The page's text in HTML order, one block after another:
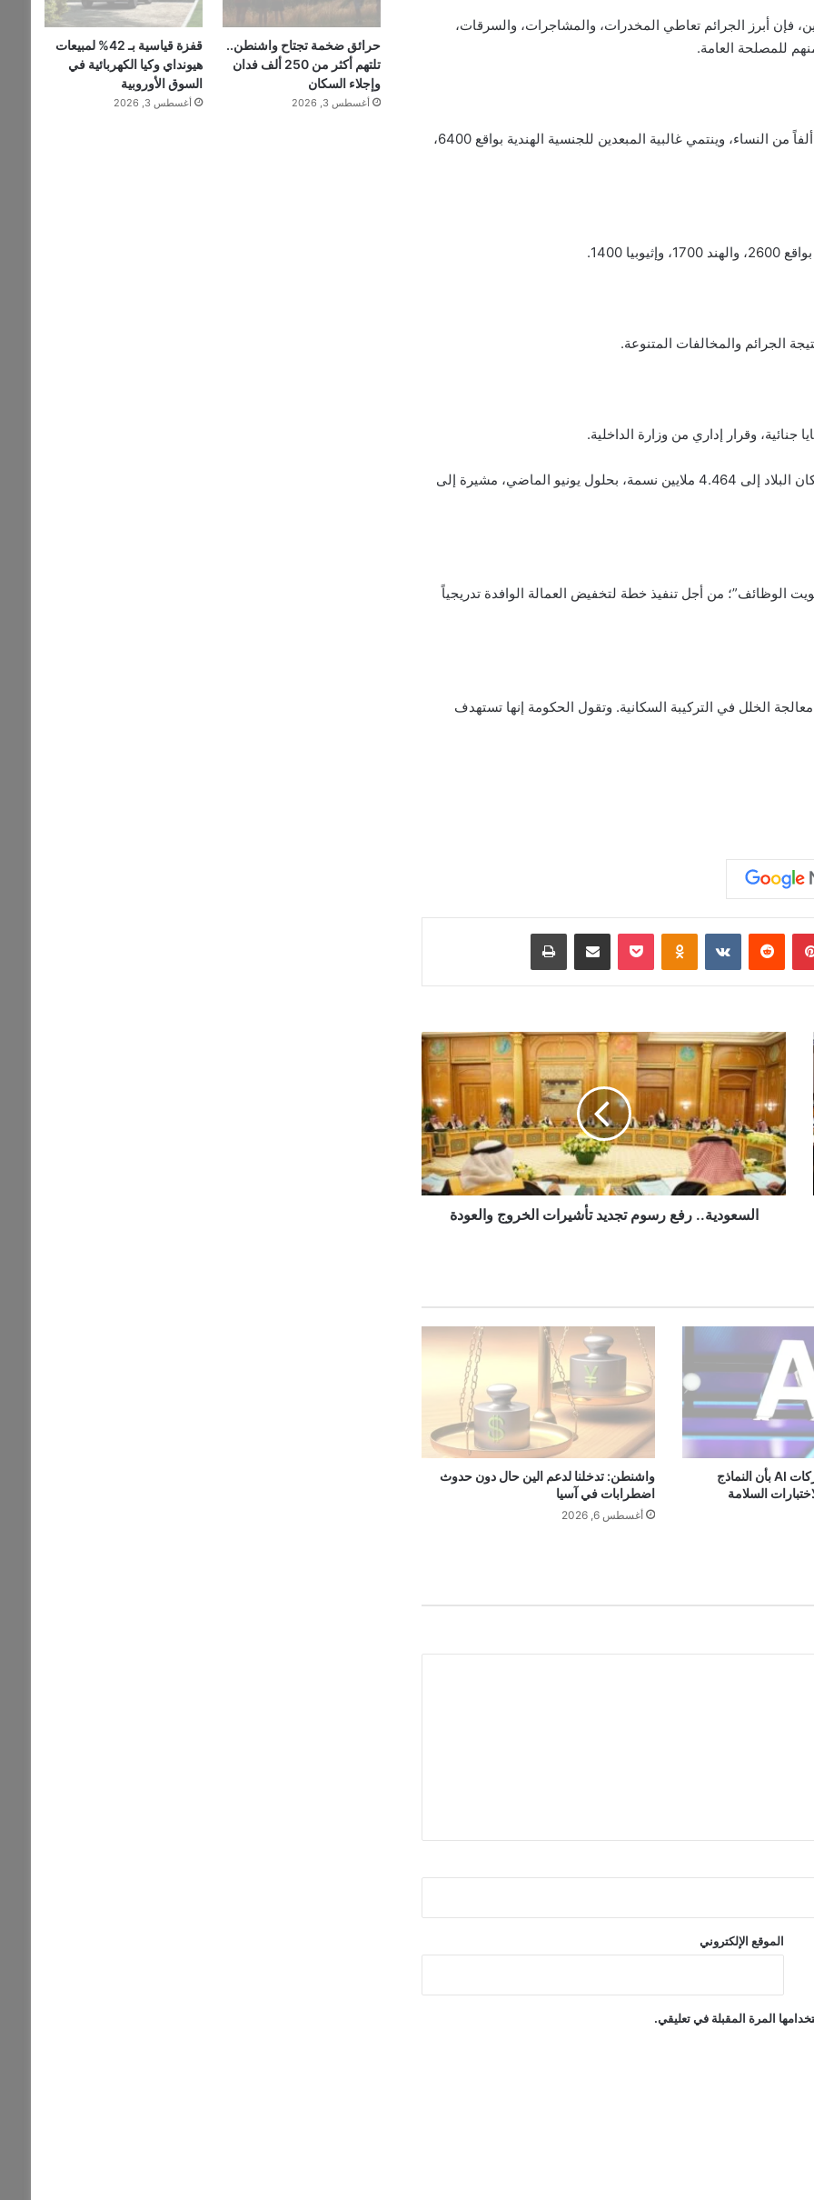
فإن أبرز الجرائم تعاطي المخدرات، والمشاجرات، والسرقات،
للمصلحة العامة.
وبلغ عدد الرجال الذين أبعدوا 17 ألفاً -بحسب الصحيفة- مقابل 13 ألفاً من النساء، وينتمي غالبية المبعدين للجنسية الهندية بواقع 6400،
وقرار إداري من وزارة الداخلية.
وفي سبتمبر الماضي، كشفت تقارير رسمية كويتية وصول عدد سكان البلاد إلى 4.464 ملايين نسمة، بحلول يونيو الماضي، مشيرة إلى
متتالية لـ”تكويت الوظائف”؛ من أجل تنفيذ خطة لتخفيض العمالة الوافدة تدريجياً
سبتمبر 2021، لجنة لبحث آليات معالجة الخلل في التركيبة السكانية. وتقول الحكومة إنها تستهدف
بينتيريست ‏Reddit
‏VKontakte
Odnoklassniki
‫Pocket مشاركة عبر البريد طباعة
ا
ل
س
ع
و
د
ي
ة
.
س
و
م
ج
د
ي
د
ت
أ
ش
ر
السعودية.. رفع رسوم تجديد تأشيرات الخروج والعودة
إدارة ترامب تبلغ شركات AI بأن النماذج
السلامة
واشنطن: تدخلنا لدعم الين حال دون حدوث
اضطرابات في آسيا
أغسطس 6, 2026
الموقع الإلكتروني
المرة المقبلة في تعليقي.
حرائق ضخمة تجتاح واشنطن..
تلتهم أكثر من 250 ألف فدان
وإجلاء السكان
أغسطس 3, 2026
قفزة قياسية بـ 42% لمبيعات
هيونداي وكيا الكهربائية في
السوق الأوروبية
أغسطس 3, 2026